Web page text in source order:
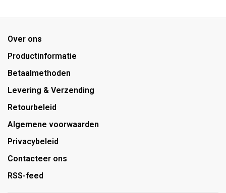
Over ons
Productinformatie
Betaalmethoden
Levering & Verzending
Retourbeleid
Algemene voorwaarden
Privacybeleid
Contacteer ons
RSS-feed